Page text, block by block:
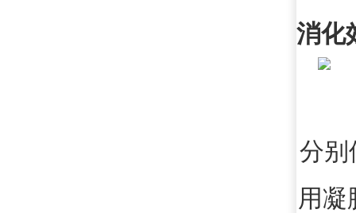
消化
分别
用凝